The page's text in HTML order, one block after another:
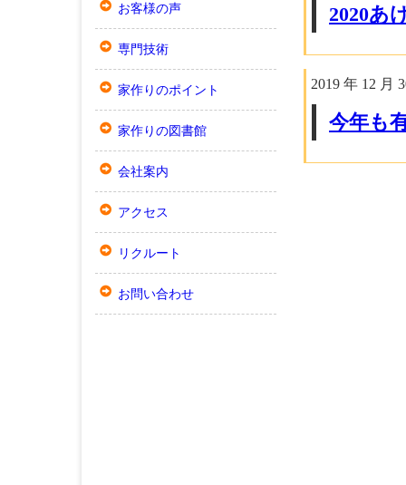
2020あ
2019 年 12 月
今年も
お客様の声
専門技術
家作りのポイント
家作りの図書館
会社案内
アクセス
リクルート
お問い合わせ